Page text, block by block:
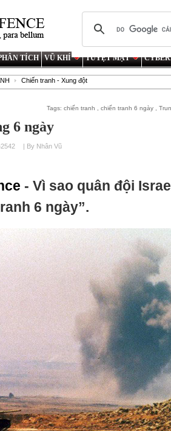
TÍCH VŨ KHÍ TUYỆT MẬT
Chiến tranh - Xung đột
Tags:chiến tranh ,chiến tranh 6 ngày ,
6 ngày
| By Nhân Vũ
- Vì sao quân đội
6 ngày”.